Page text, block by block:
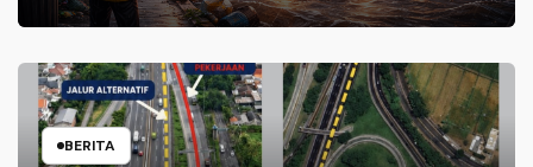
BERITA